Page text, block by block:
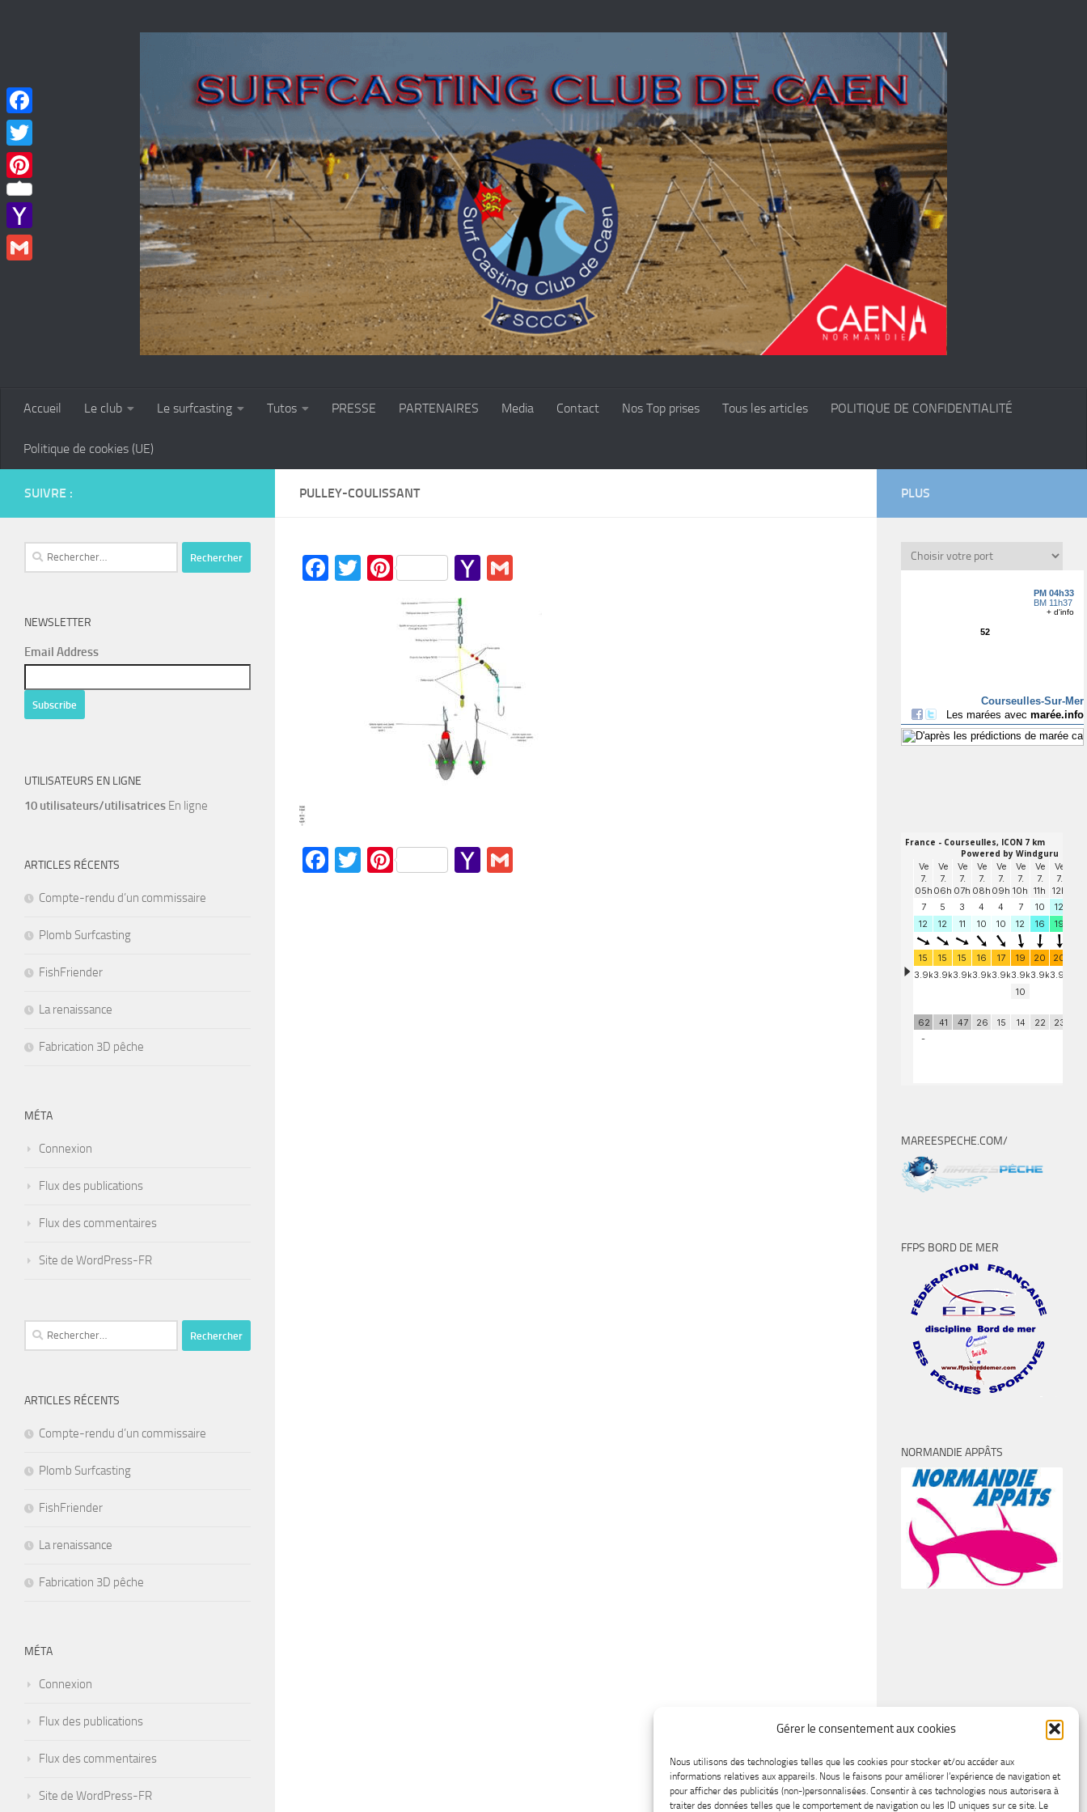
Gérer le consentement aux cookies
Nous utilisons des technologies telles que les cookies pour stocker et/ou accéder aux
informations relatives aux appareils. Nous le faisons pour améliorer l’expérience de navigation et
pour afficher des publicités (non-)personnalisées. Consentir à ces technologies nous autorisera à
traiter des données telles que le comportement de navigation ou les ID uniques sur ce site. Le
Accueil Le club Le surfcasting Tutos PRESSE PARTENAIRES Media Contact Nos Top prises Tous les articles POLITIQUE DE CONFIDENTIALITÉ
Politique de cookies (UE)
PULLEY-COULISSANT
Facebook
TwitterPinterestYahoo
Facebook
TwitterPinterestYahoo
SUIVRE :
Rechercher :
NEWSLETTER
Email Address
UTILISATEURS EN LIGNE
10 utilisateurs/utilisatrices En ligne
ARTICLES RÉCENTS
Compte-rendu d’un commissaire
Plomb Surfcasting
FishFriender
La renaissance
Fabrication 3D pêche
MÉTA
Connexion
Flux des publications
Flux des commentaires
Site de WordPress-FR
Rechercher :
ARTICLES RÉCENTS
Compte-rendu d’un commissaire
Plomb Surfcasting
FishFriender
La renaissance
Fabrication 3D pêche
MÉTA
Connexion
Flux des publications
Flux des commentaires
Site de WordPress-FR
PLUS
MAREESPECHE.COM/
FFPS BORD DE MER
NORMANDIE APPÂTS
Facebook
Twitter
Pinterest
Yahoo